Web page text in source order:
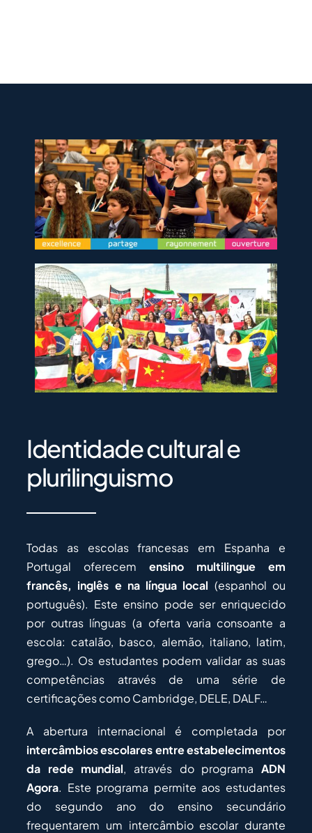
Identidade cultural e
plurilinguismo
Todas as escolas francesas em Espanha e
Portugal oferecem ensino multilingue em
francês, inglês e na língua local (espanhol ou
português). Este ensino pode ser enriquecido
por outras línguas (a oferta varia consoante a
escola: catalão, basco, alemão, italiano, latim,
grego…). Os estudantes podem validar as suas
competências através de uma série de
certificações como Cambridge, DELE, DALF…
A abertura internacional é completada por
intercâmbios escolares entre estabelecimentos
da rede mundial, através do programa ADN
Agora. Este programa permite aos estudantes
do segundo ano do ensino secundário
frequentarem um intercâmbio escolar durante